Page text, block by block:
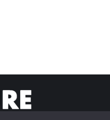
© Pointure